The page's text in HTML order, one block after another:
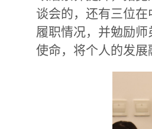
谈会的，还有三位
履职情况，并勉励
使命，将个人的发